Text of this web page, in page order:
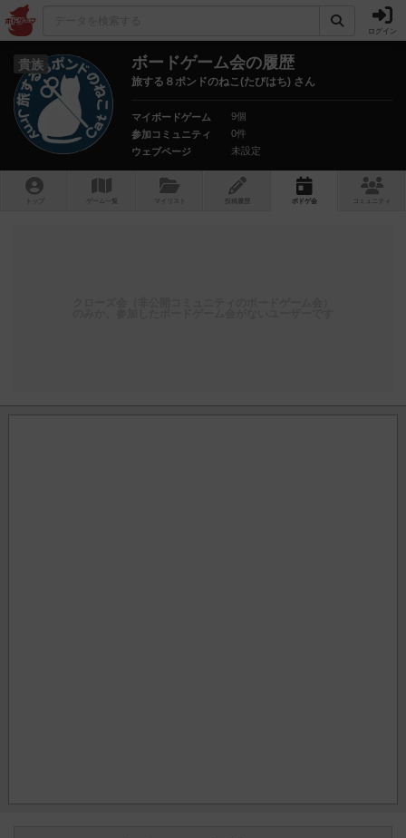
ログイン
貴族 ボードゲーム会の履歴
旅する８ポンドのねこ(たびはち) さん
マイボードゲーム
9個
参加コミュニティ
0件
ウェブページ
未設定
トップ ゲーム一覧 マイリスト 投稿履歴 ボ ドゲ会 コミュニティ